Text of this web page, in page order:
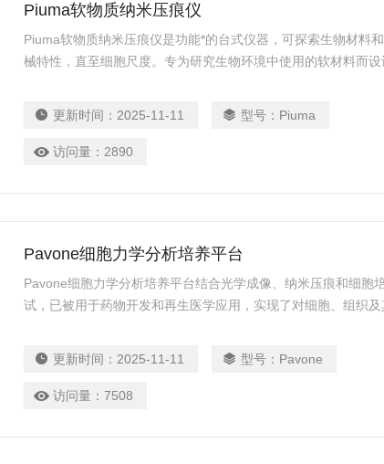
Piuma软物质纳米压痕仪
Piuma软物质纳米压痕仪是功能*的台式仪器，可探索生物材料
械特性，直至细胞尺度。专为研究生物环境中使用的软材料而
更新时间： 2025-11-11 型号： Piuma
访问量： 2890
Pavone细胞力学分析培养平台
Pavone细胞力学分析培养平台结合光学成像、纳米压痕和细胞
试，已被用于药物开发和再生医学应用，实现了对细胞、组织
更新时间： 2025-11-11 型号： Pavone
访问量：7508